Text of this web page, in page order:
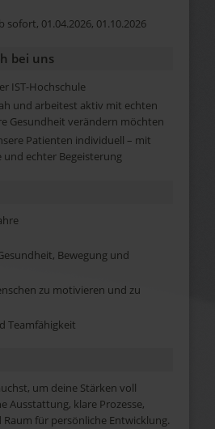
01.04.2026, 01.10.2026
bei uns
IST-Hochschule
und arbeitest aktiv mit echten
Gesundheit verändern möchten
Patienten individuell – mit
und echter Begeisterung
Bewegung und
zu motivieren und zu
Teamfähigkeit
um deine Stärken voll
Ausstattung, klare Prozesse,
für persönliche Entwicklung.